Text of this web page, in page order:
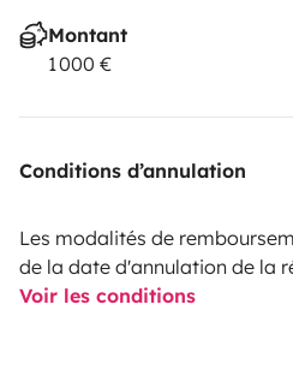
Montant
1 000 €
Conditions d’annulation
Les modalités de
de la date d'annulation de la
Voir les conditions